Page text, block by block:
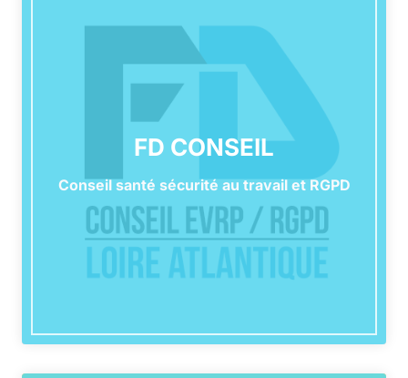
FD CONSEIL
Conseil santé sécurité au travail et RGPD